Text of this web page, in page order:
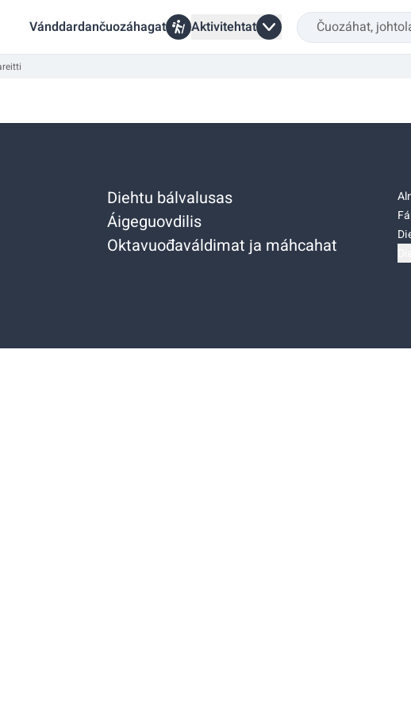
Vánddardančuozáhagat Aktivitehtat
Diehtu bálvalusas
Áigeguovdilis
Oktavuođaváldimat ja máhcahat